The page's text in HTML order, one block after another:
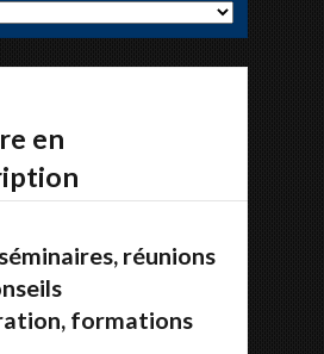
en
réunions
formations